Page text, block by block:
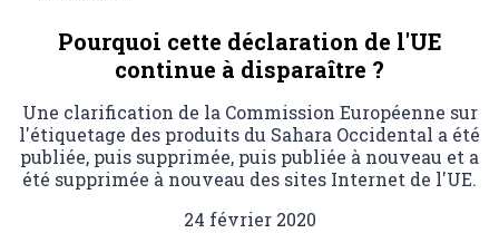
Pourquoi cette déclaration de l'UE
continue à disparaître ?
Une clarification de la Commission Européenne sur
l'étiquetage des produits du Sahara Occidental a été
publiée, puis supprimée, puis publiée à nouveau et a
été supprimée à nouveau des sites Internet de l'UE.
24 février 2020